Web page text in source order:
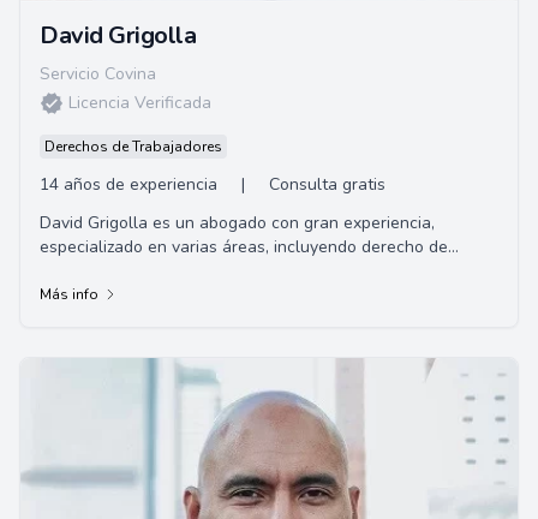
David Grigolla
Servicio Covina
Licencia Verificada
Derechos de Trabajadores
14 años de experiencia |
Consulta gratis
David Grigolla es un abogado con gran experiencia,
especializado en varias áreas, incluyendo derecho de
Más info